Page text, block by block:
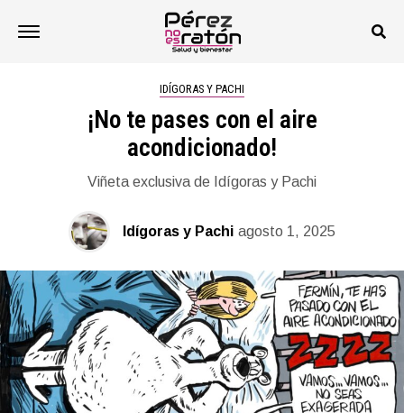
IDÍGORAS Y PACHI
¡No te pases con el aire
acondicionado!
Viñeta exclusiva de Idígoras y Pachi
Idígoras y Pachi agosto 1, 2025